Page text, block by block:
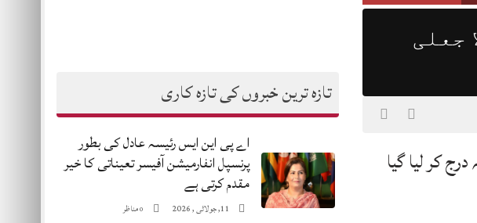
تازہ ترین خبروں کی تازہ کاری
اے پی این ایس رئیسہ عادل کی بطور
پرنسپل انفارمیشن آفیسر تعیناتی کا خیر
مقدم کرتی ہے
11, جولائی , 2026 0مناظر
جعلی
کر لیا گیا